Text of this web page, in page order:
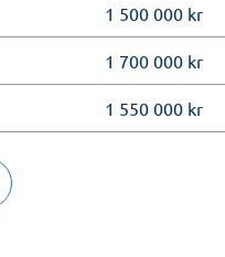
1 500 000 kr
1 700 000 kr
1 550 000 kr